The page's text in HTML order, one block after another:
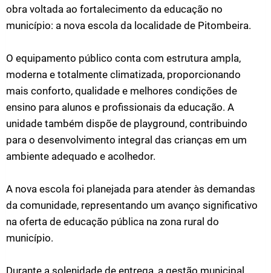
obra voltada ao fortalecimento da educação no
município: a nova escola da localidade de Pitombeira.
O equipamento público conta com estrutura ampla,
moderna e totalmente climatizada, proporcionando
mais conforto, qualidade e melhores condições de
ensino para alunos e profissionais da educação. A
unidade também dispõe de playground, contribuindo
para o desenvolvimento integral das crianças em um
ambiente adequado e acolhedor.
A nova escola foi planejada para atender às demandas
da comunidade, representando um avanço significativo
na oferta de educação pública na zona rural do
município.